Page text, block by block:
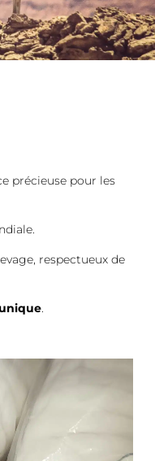
précieuse pour les
respectueux de
.